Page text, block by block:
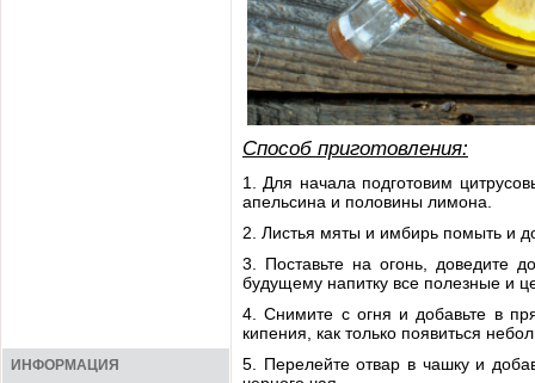
ИНФОРМАЦИЯ
Способ приготовления:
1. Для начала подготовим
апельсина и половины лимона.
2. Листья мяты и имбирь помыть и
3. Поставьте на огонь, доведите
будущему напитку все полезные и
4. Снимите с огня и добавьте в
кипения, как только появиться
5. Перелейте отвар в чашку и